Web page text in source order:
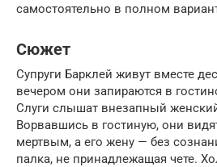
самостоятельно в полном
Сюжет
Супруги Барклей живут вместе
вечером они запираются в
Слуги слышат внезапный
Ворвавшись в гостиную, они
мертвым, а его жену — без
палка, не принадлежащая чете.